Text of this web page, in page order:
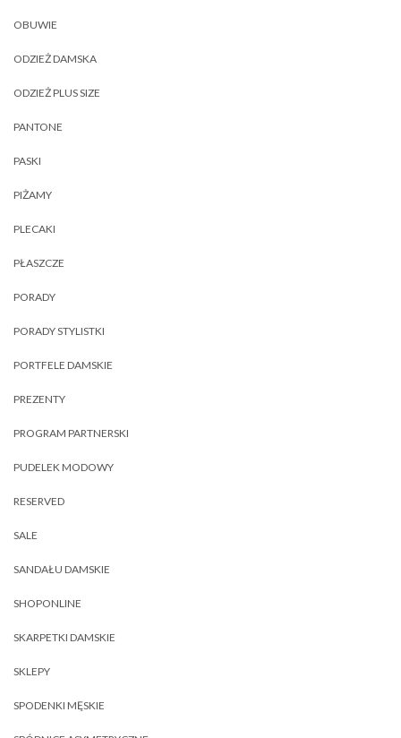
OBUWIE
ODZIEŻ DAMSKA
ODZIEŻ PLUS SIZE
PANTONE
PASKI
PIŻAMY
PLECAKI
PŁASZCZE
PORADY
PORADY STYLISTKI
PORTFELE DAMSKIE
PREZENTY
PROGRAM PARTNERSKI
PUDELEK MODOWY
RESERVED
SALE
SANDAŁU DAMSKIE
SHOPONLINE
SKARPETKI DAMSKIE
SKLEPY
SPODENKI MĘSKIE